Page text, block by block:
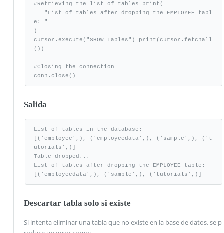
#Retrieving the list of tables print(
e: "
)
cursor.execute("SHOW Tables") print(cursor.fetchall
())
#Closing the connection
conn.close()
Salida
List of tables in the database:
[('employee',), ('employeedata',), ('sample',), ('t
utorials',)]
Table dropped...
List of tables after dropping the EMPLOYEE table:
[('employeedata',), ('sample',), ('tutorials',)]
Descartar tabla solo si existe
Si intenta eliminar una tabla que no existe en la base de datos, se p